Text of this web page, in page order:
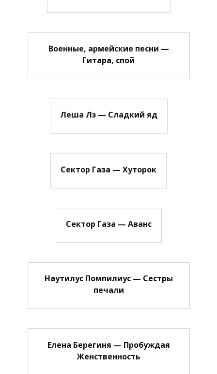
Военные, армейские песни —
Гитара, спой
Леша Лэ — Сладкий яд
Сектор Газа — Хуторок
Сектор Газа — Аванс
Наутилус Помпилиус — Сестры
печали
Елена Берегиня — Пробуждая
Женственность